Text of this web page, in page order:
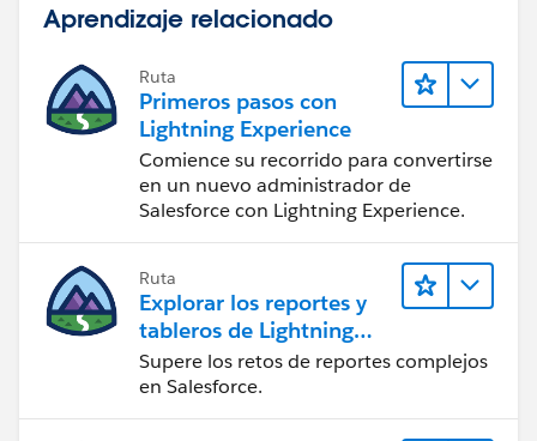
Aprendizaje relacionado
Ruta
Primeros pasos con
Lightning Experience
Comience su recorrido para convertirse
en un nuevo administrador de
Salesforce con Lightning Experience.
Ruta
Explorar los reportes y
tableros de Lightning
Experience
Supere los retos de reportes complejos
en Salesforce.